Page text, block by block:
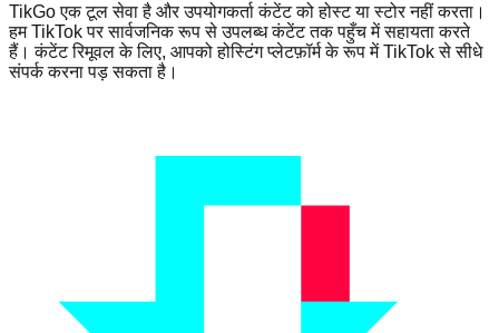
TikGo एक टूल सेवा है और उपयोगकर्ता कंटेंट को होस्ट या स्टोर नहीं करता।
हम TikTok पर सार्वजनिक रूप से उपलब्ध कंटेंट तक पहुँच में सहायता करते
हैं। कंटेंट रिमूवल के लिए, आपको होस्टिंग प्लेटफ़ॉर्म के रूप में TikTok से सीधे
संपर्क करना पड़ सकता है।